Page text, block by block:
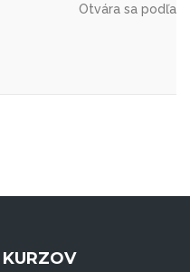
Otvára sa podľa